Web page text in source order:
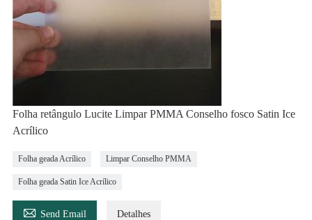
Folha retângulo Lucite Limpar PMMA Conselho fosco Satin Ice
Acrílico
Folha geada Acrílico Limpar Conselho PMMA
Folha geada Satin Ice Acrílico
 Send Email Detalhes